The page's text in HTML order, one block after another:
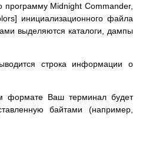
программу Midnight Commander,
инициализационного файла
выделяются каталоги, дампы
строка информации о
формате Ваш терминал будет
байтами (например,